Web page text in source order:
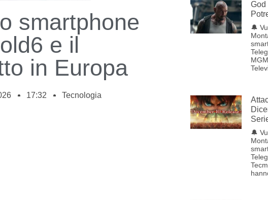
smartphone
e il
in Europa
17:32 Tecnologia
God
🔔
🔔